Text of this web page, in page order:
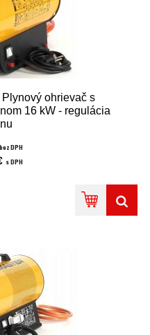
ohrievač s
16 kW - regulácia
bez DPH
s DPH